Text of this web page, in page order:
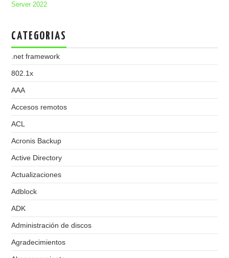
Server 2022
CATEGORIAS
.net framework
802.1x
AAA
Accesos remotos
ACL
Acronis Backup
Active Directory
Actualizaciones
Adblock
ADK
Administración de discos
Agradecimientos